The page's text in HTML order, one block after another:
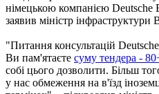
німецькою компанією Deutsche
заявив міністр інфраструктури
"Питання консультацій
Ви пам'ятаєте суму тендера -
собі цього дозволити. Більш
у нас обмеження на в'їзд